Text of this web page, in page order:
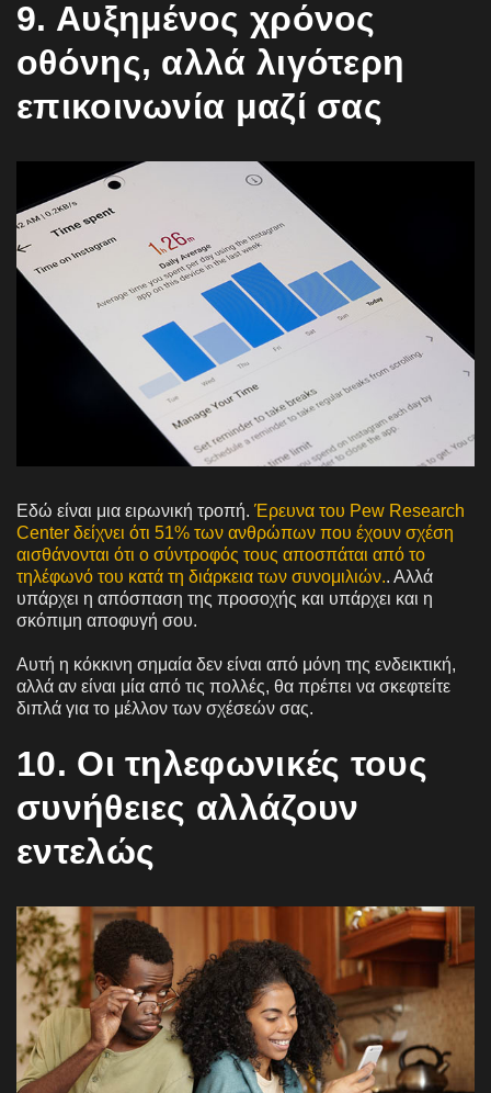
9. Αυξημένος χρόνος
οθόνης, αλλά λιγότερη
επικοινωνία μαζί σας
Εδώ είναι μια ειρωνική τροπή. Έρευνα του Pew Research
Center δείχνει ότι 51% των ανθρώπων που έχουν σχέση
αισθάνονται ότι ο σύντροφός τους αποσπάται από το
τηλέφωνό του κατά τη διάρκεια των συνομιλιών.. Αλλά
υπάρχει η απόσπαση της προσοχής και υπάρχει και η
σκόπιμη αποφυγή σου.
Αυτή η κόκκινη σημαία δεν είναι από μόνη της ενδεικτική,
αλλά αν είναι μία από τις πολλές, θα πρέπει να σκεφτείτε
διπλά για το μέλλον των σχέσεών σας.
10. Οι τηλεφωνικές τους
συνήθειες αλλάζουν
εντελώς